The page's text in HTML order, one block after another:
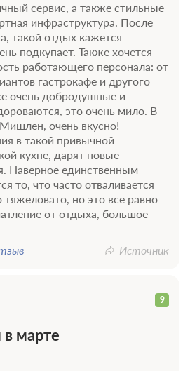
сервис, а также стильные
инфраструктура. После
такой отдых кажется
подкупает. Также хочется
работающего персонала: от
гастрокафе и другого
очень добродушные и
это очень мило. В
очень вкусно!
в такой привычной
кухне, дарят новые
Наверное единственным
то, что часто отваливается
но это все равно
от отдыха, большое
Источник
9
марте